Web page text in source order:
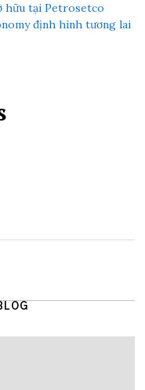
hữu tại Petrosetco
định hình tương lai